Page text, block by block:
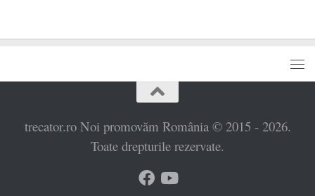
trecator.ro Noi promovăm România © 2015 - 2026.
Toate drepturile rezervate.